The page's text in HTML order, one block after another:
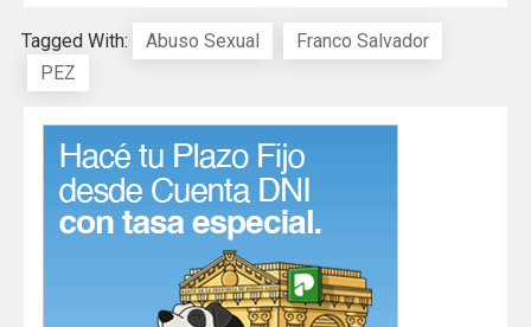
Tagged With: Abuso Sexual
Franco Salvador
PEZ